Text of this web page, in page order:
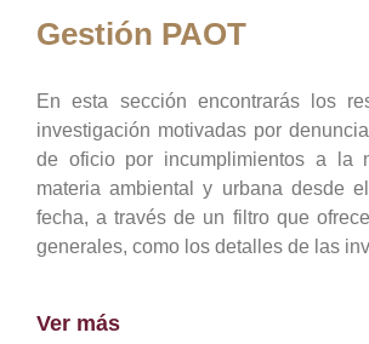
Gestión PAOT
En esta sección encontrarás los
investigación motivadas por
de oficio por incumplimientos a la
materia ambiental y urbana desde
fecha, a través de un filtro que
generales, como los detalles de las
Ver más